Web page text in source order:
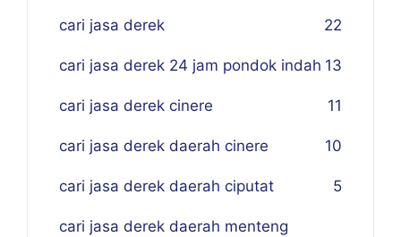
cari jasa derek 22
cari jasa derek 24 jam pondok indah 13
cari jasa derek cinere 11
cari jasa derek daerah cinere 10
cari jasa derek daerah ciputat 5
cari jasa derek daerah menteng